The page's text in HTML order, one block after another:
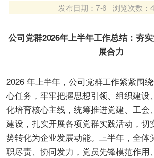
发布日期： 7-6 浏览次数：
公司党群2026年上半年工作总结：夯
展合力
2026 年上半年，公司党群工作紧紧围
心任务，牢牢把握思想引领、组织建设
化培育核心主线，统筹推进党建、工会
建设，扎实开展各项党群实践活动，切
势转化为企业发展动能。上半年，全体
职尽责、协同发力，党员先锋模范作用